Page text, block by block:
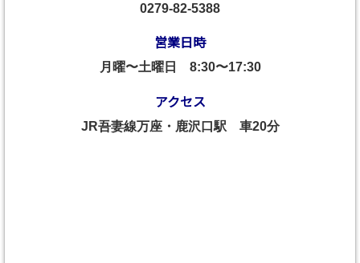
0279-82-5388
営業日時
月曜〜土曜日 8:30〜17:30
アクセス
JR吾妻線万座・鹿沢口駅 車20分